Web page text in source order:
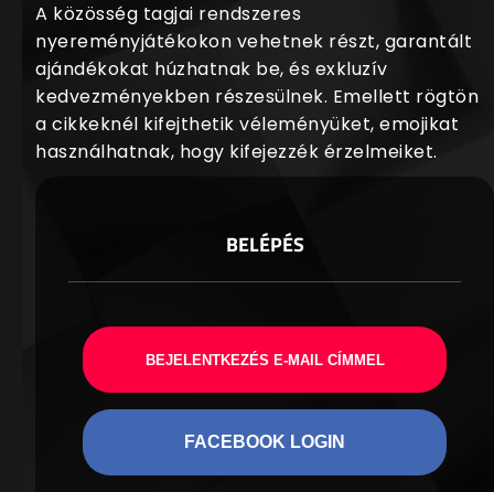
A közösség tagjai rendszeres
nyereményjátékokon vehetnek részt, garantált
ajándékokat húzhatnak be, és exkluzív
kedvezményekben részesülnek. Emellett rögtön
a cikkeknél kifejthetik véleményüket, emojikat
használhatnak, hogy kifejezzék érzelmeiket.
BELÉPÉS
BEJELENTKEZÉS E-MAIL CÍMMEL
FACEBOOK LOGIN